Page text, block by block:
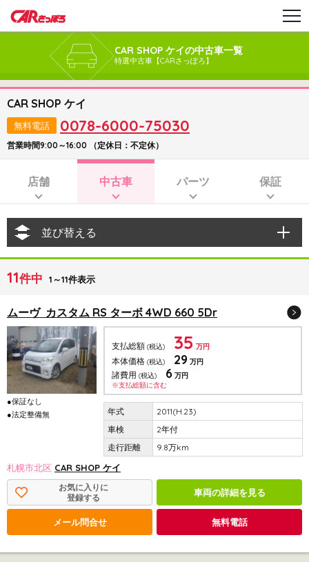
CAR SHOP ケイの中古車一覧
特選中古車【CARさっぽろ】
CAR SHOP ケイ
無料電話 0078-6000-75030
営業時間9:00～16:00 （定休日：不定休）
店舗 中古車 パーツ 保証
並び替える
11件中 1～11件表示
ムーヴ カスタム RS ターボ 4WD 660 5Dr
●保証なし
●法定整備無
支払総額 (税込) 35 万円
本体価格 (税込) 29 万円
諸費用 (税込) 6 万円
※支払総額に含む
2011(H.23)
2年付
9.8万km
札幌市北区 CAR SHOP ケイ
お気に入りに
登録する
車両の詳細を見る
メール問合せ 無料電話